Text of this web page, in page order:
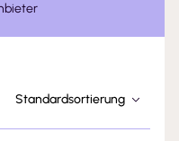
Standardsortierung